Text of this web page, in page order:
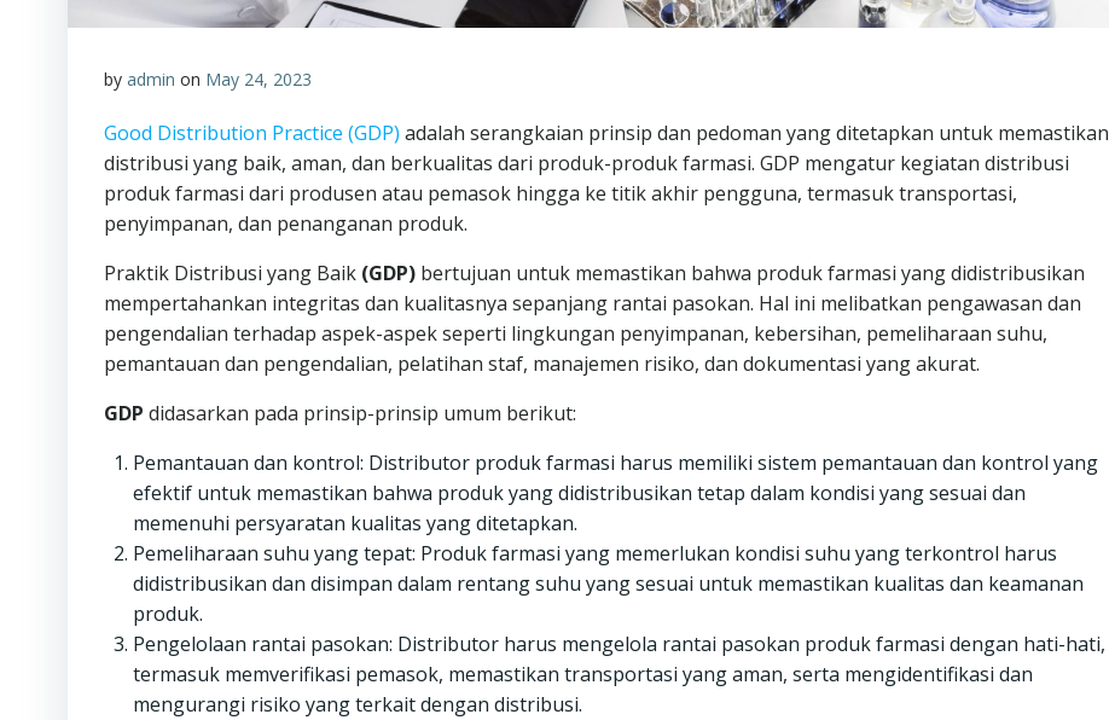
by admin on May 24, 2023
Good Distribution Practice (GDP) adalah serangkaian prinsip dan pedoman yang ditetapkan untuk memastikan
distribusi yang baik, aman, dan berkualitas dari produk-produk farmasi. GDP mengatur kegiatan distribusi
produk farmasi dari produsen atau pemasok hingga ke titik akhir pengguna, termasuk transportasi,
penyimpanan, dan penanganan produk.
Praktik Distribusi yang Baik (GDP) bertujuan untuk memastikan bahwa produk farmasi yang didistribusikan
mempertahankan integritas dan kualitasnya sepanjang rantai pasokan. Hal ini melibatkan pengawasan dan
pengendalian terhadap aspek-aspek seperti lingkungan penyimpanan, kebersihan, pemeliharaan suhu,
pemantauan dan pengendalian, pelatihan staf, manajemen risiko, dan dokumentasi yang akurat.
GDP didasarkan pada prinsip-prinsip umum berikut:
Pemantauan dan kontrol: Distributor produk farmasi harus memiliki sistem pemantauan dan kontrol yang
efektif untuk memastikan bahwa produk yang didistribusikan tetap dalam kondisi yang sesuai dan
memenuhi persyaratan kualitas yang ditetapkan.
Pemeliharaan suhu yang tepat: Produk farmasi yang memerlukan kondisi suhu yang terkontrol harus
didistribusikan dan disimpan dalam rentang suhu yang sesuai untuk memastikan kualitas dan keamanan
produk.
Pengelolaan rantai pasokan: Distributor harus mengelola rantai pasokan produk farmasi dengan hati-hati,
termasuk memverifikasi pemasok, memastikan transportasi yang aman, serta mengidentifikasi dan
mengurangi risiko yang terkait dengan distribusi.